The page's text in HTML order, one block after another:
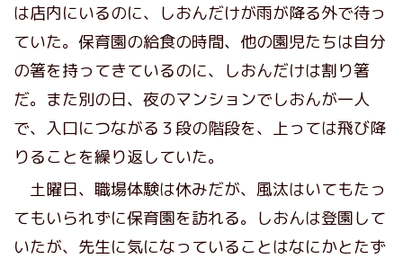
は店内にいるのに、しおんだけが雨が降る外で待っ
ていた。保育園の給食の時間、他の園児たちは自分
の箸を持ってきているのに、しおんだけは割り箸
だ。また別の日、夜のマンションでしおんが一人
で、入口につながる３段の階段を、上っては飛び降
りることを繰り返していた。
土曜日、職場体験は休みだが、風汰はいてもたっ
てもいられずに保育園を訪れる。しおんは登園して
いたが、先生に気になっていることはなにかとたず